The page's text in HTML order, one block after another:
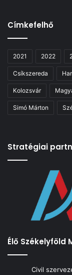
Címkefelhő
2021 2022
Csíkszereda
Kolozsvár
Simó Márton
Stratégiai
Élő Székelyföld
Civil